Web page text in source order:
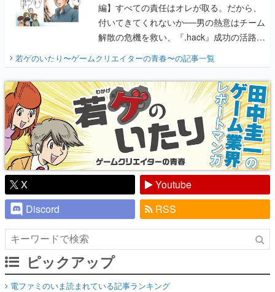
編】すべての責任はオレが取る。だから、
付いてきてくれないか──男の熱意はチーム
解散の危機を救い、『.hack』成功の活路を
『少年ジャンプ』色だった【若ゲのいた
り】
若ゲのいたり〜ゲームクリエイターの青春〜の記事一覧
X
Youtube
Discord
RSS
ピックアップ
電ファミのいま読まれている記事ランキング